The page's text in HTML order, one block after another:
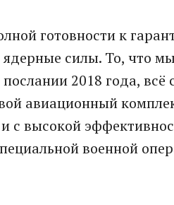
готовности к
ядерные силы. То, что
2018 года, всё
авиационный
с высокой
военной